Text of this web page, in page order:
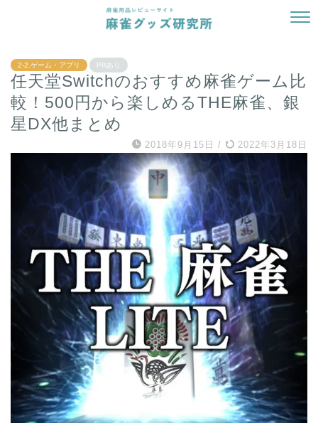
2-2.ゲーム・アプリ PRあり
任天堂Switchのおすすめ麻雀ゲーム比
較！500円から楽しめるTHE麻雀、銀
星DX他まとめ
2018年9月15日 / 2022年3月18日